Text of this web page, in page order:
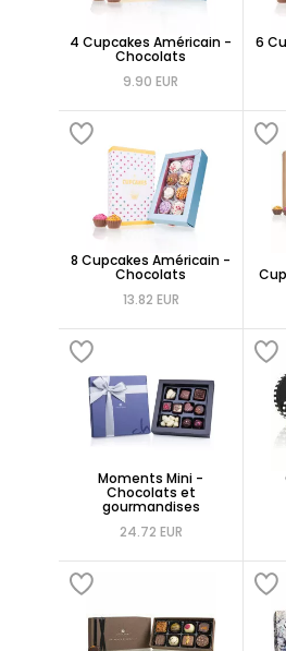
4 Cupcakes Américain -
Chocolats
9.90 EUR
6
8 Cupcakes Américain -
Chocolats
13.82 EUR
Moments Mini -
Chocolats et
gourmandises
24.72 EUR